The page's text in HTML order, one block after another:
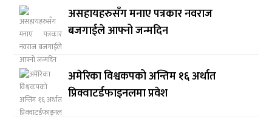
असहायहरुसँग मनाए पत्रकार नवराज
बजगाईले आफ्नो जन्मदिन
अमेरिका विश्वकपको अन्तिम १६ अर्थात
प्रिक्वाटर्डफाइनलमा प्रवेश